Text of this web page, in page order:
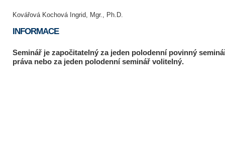
Kovářová Kochová Ingrid, Mgr., Ph.D.
INFORMACE
Seminář je započitatelný za jeden polodenní povinný
práva nebo za jeden polodenní seminář volitelný.